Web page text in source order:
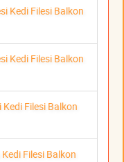
Kedi Filesi Balkon
Kedi Filesi Balkon
Filesi Balkon
Filesi Balkon